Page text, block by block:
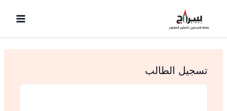
المحتوى
تسجيل الطالب